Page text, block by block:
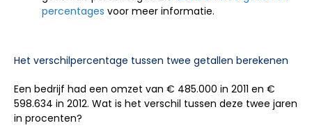
percentages voor meer informatie.
Het verschilpercentage tussen twee getallen berekenen
Een bedrijf had een omzet van € 485.000 in 2011 en €
598.634 in 2012. Wat is het verschil tussen deze twee jaren
in procenten?